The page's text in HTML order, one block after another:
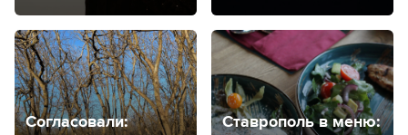
подписчиков
рассказала о себе
и своем
литературном
паблике
сиротах
Согласовали:
Ставрополь в меню: